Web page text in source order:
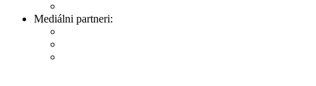
Mediálni partneri: